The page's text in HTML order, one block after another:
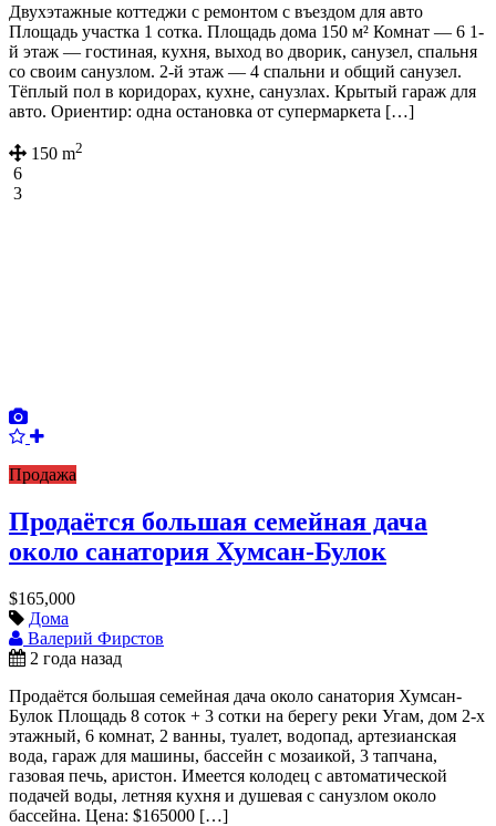
Двухэтажные коттеджи с ремонтом с въездом для авто
Площадь участка 1 сотка. Площадь дома 150 м² Комнат — 6 1-
й этаж — гостиная, кухня, выход во дворик, санузел, спальня
со своим санузлом. 2-й этаж — 4 спальни и общий санузел.
Тёплый пол в коридорах, кухне, санузлах. Крытый гараж для
авто. Ориентир: одна остановка от супермаркета […]
150 m2
6
3
Продажа
Продаётся большая семейная дача
около санатория Хумсан-Булок
$165,000
Дома
Валерий Фирстов
2 года назад
Продаётся большая семейная дача около санатория Хумсан-
Булок Площадь 8 соток + 3 сотки на берегу реки Угам, дом 2-х
этажный, 6 комнат, 2 ванны, туалет, водопад, артезианская
вода, гараж для машины, бассейн с мозаикой, 3 тапчана,
газовая печь, аристон. Имеется колодец с автоматической
подачей воды, летняя кухня и душевая с санузлом около
бассейна. Цена: $165000 […]